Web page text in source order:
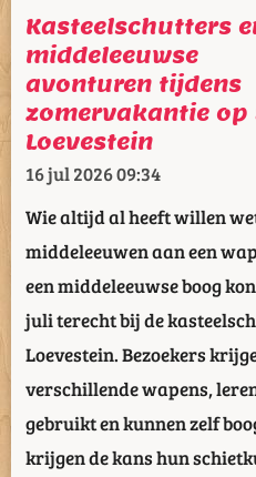
Kasteelschutters
middeleeuwse
avonturen tijdens
zomervakantie op
Loevestein
16 jul 202609:34
Wie altijd al heeft willen
middeleeuwen aan een
een middeleeuwse boog
juli terecht bij de
Loevestein. Bezoekers
verschillende wapens,
gebruikt en kunnen zelf
krijgen de kans hun